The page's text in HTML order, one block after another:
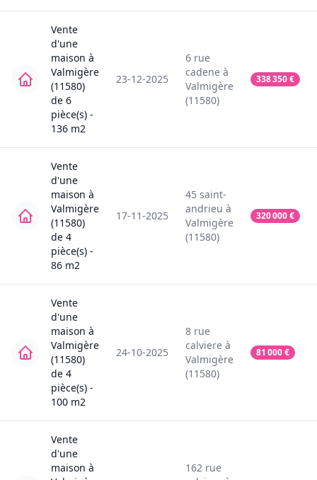
Vente
d'une
maison à
Valmigère
(11580)
de 6
pièce(s) -
136 m2
23-12-2025
6 rue
cadene à
Valmigère
(11580)
338 350€
Vente
d'une
maison à
Valmigère
(11580)
de 4
pièce(s) -
86 m2
17-11-2025
45 saint-
andrieu à
Valmigère
(11580)
320 000€
Vente
d'une
maison à
Valmigère
(11580)
de 4
pièce(s) -
100 m2
24-10-2025
8 rue
calviere à
Valmigère
(11580)
81 000€
Vente
d'une
maison à
162 rue